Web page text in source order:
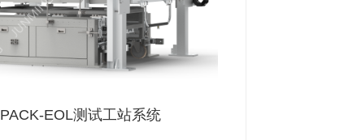
PACK-EOL测试工站系统